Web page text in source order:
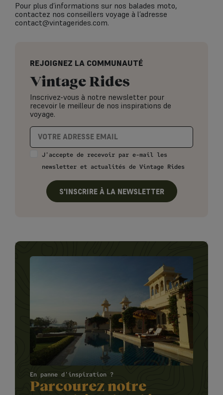
Pour plus d’informations sur nos balades moto,
contactez nos conseillers voyage à l’adresse
contact@vintagerides.com.
REJOIGNEZ LA COMMUNAUTÉ
Vintage Rides
Inscrivez-vous à notre newsletter pour
recevoir le meilleur de nos inspirations de
voyage.
J'accepte de recevoir par e-mail les
newsletter et actualités de Vintage Rides
S'INSCRIRE À LA NEWSLETTER
En panne d'inspiration ?
Parcourez notre